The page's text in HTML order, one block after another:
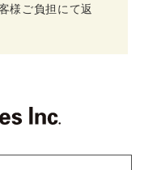
様ご負担にて返